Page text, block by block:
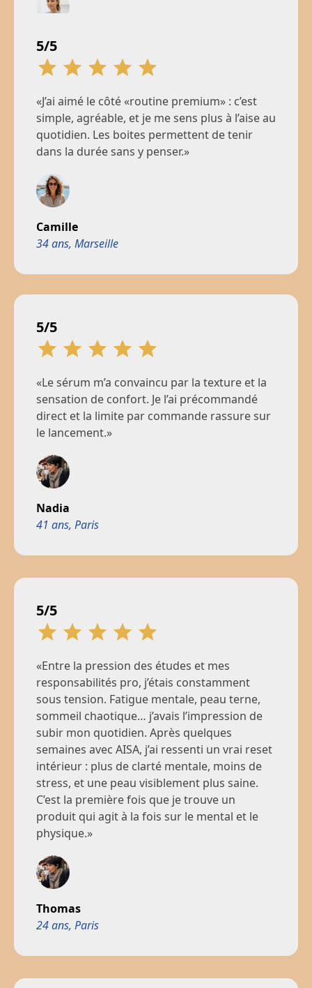
Émilie V.
Infirmière esthétique, Lyon
5/5
«J’ai aimé le côté «routine premium» : c’est
simple, agréable, et je me sens plus à l’aise au
quotidien. Les boites permettent de tenir
dans la durée sans y penser.»
Camille
34 ans, Marseille
5/5
«Le sérum m’a convaincu par la texture et la
sensation de confort. Je l’ai précommandé
direct et la limite par commande rassure sur
le lancement.»
Nadia
41 ans, Paris
5/5
«Entre la pression des études et mes
responsabilités pro, j’étais constamment
sous tension. Fatigue mentale, peau terne,
sommeil chaotique… j’avais l’impression de
subir mon quotidien. Après quelques
semaines avec AISA, j’ai ressenti un vrai reset
intérieur : plus de clarté mentale, moins de
stress, et une peau visiblement plus saine.
C’est la première fois que je trouve un
produit qui agit à la fois sur le mental et le
physique.»
Thomas
24 ans, Paris